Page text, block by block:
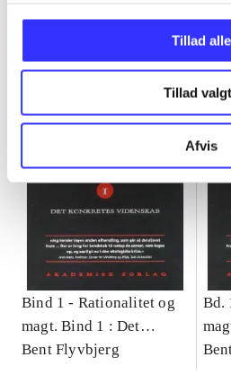
Tillad alle
Tillad
Afvis
Gå til serien
Bind 1 - Rationalitet og
magt. Bind 1 : Det
konkretes videnskab
Bent Flyvbjerg
Bd.